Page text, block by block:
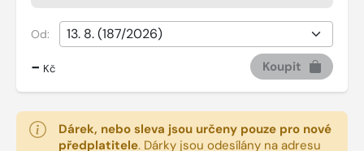
Od:
- Kč Koupit
Dárek, nebo sleva jsou určeny pouze pro nové
předplatitele. Dárky jsou odesílány na adresu